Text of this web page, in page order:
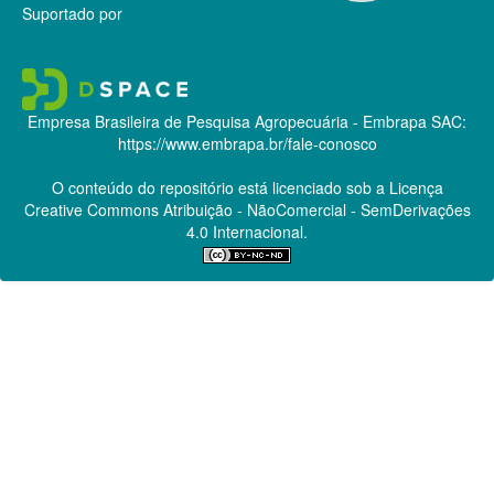
Suportado por
Empresa Brasileira de Pesquisa Agropecuária - Embrapa SAC:
https://www.embrapa.br/fale-conosco
O conteúdo do repositório está licenciado sob a Licença
Creative CommonsAtribuição - NãoComercial - SemDerivações
4.0 Internacional.